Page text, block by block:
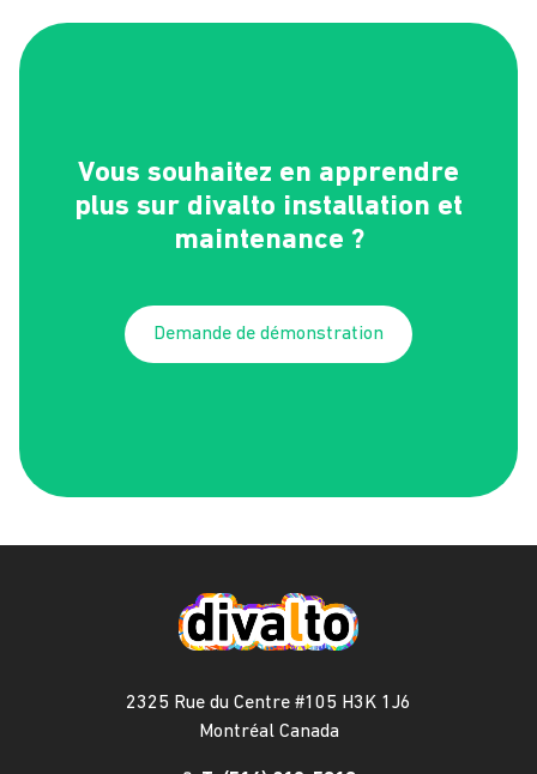
Vous souhaitez en apprendre
plus sur divalto installation et
maintenance ?
Demande de démonstration
2325 Rue du Centre #105 H3K 1J6
Montréal Canada